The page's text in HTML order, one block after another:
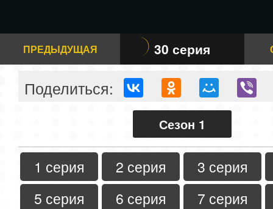
ПРЕДЫДУЩАЯ 30 серия
Поделиться:
Сезон 1
1 серия 2 серия
3 серия
5 серия
6 серия
7 серия